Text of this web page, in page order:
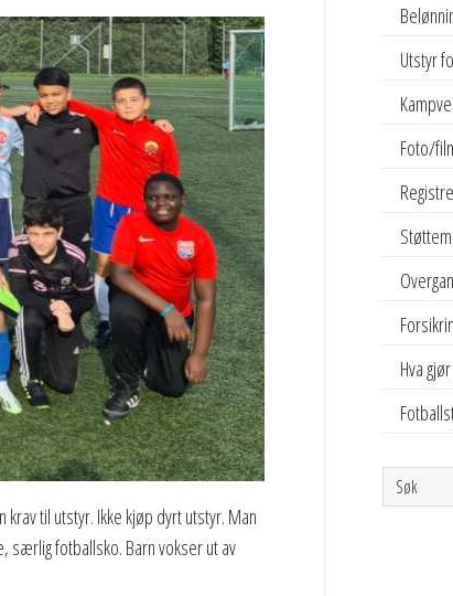
til utstyr. Ikke kjøp dyrt utstyr. Man
særlig fotballsko. Barn vokser ut av
Utstyr
Foto/
Hva